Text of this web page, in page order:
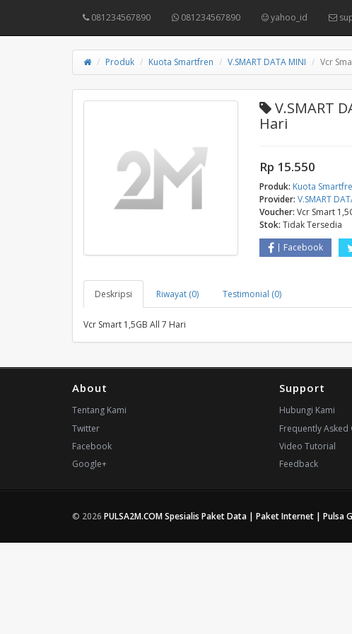
081234567890 081234567890 yahoo_id
Produk Kuota Smartfren V.SMART DATA MINI Vcr
V.SMART
Hari
Rp 15.550
Produk: Kuota
Provider: V.SMART
Voucher: Vcr Smart
Stok: Tidak Tersedia
Facebook
Deskripsi Riwayat (0) Testimonial (0)
Vcr Smart 1,5GB All 7 Hari
About
Tentang Kami
Twitter
Facebook
Google+
Support
Hubungi Kami
Frequently Asked
Video Tutorial
Feedback
© 2026 PULSA2M.COM Spesialis Paket Data | Paket Internet | Pulsa